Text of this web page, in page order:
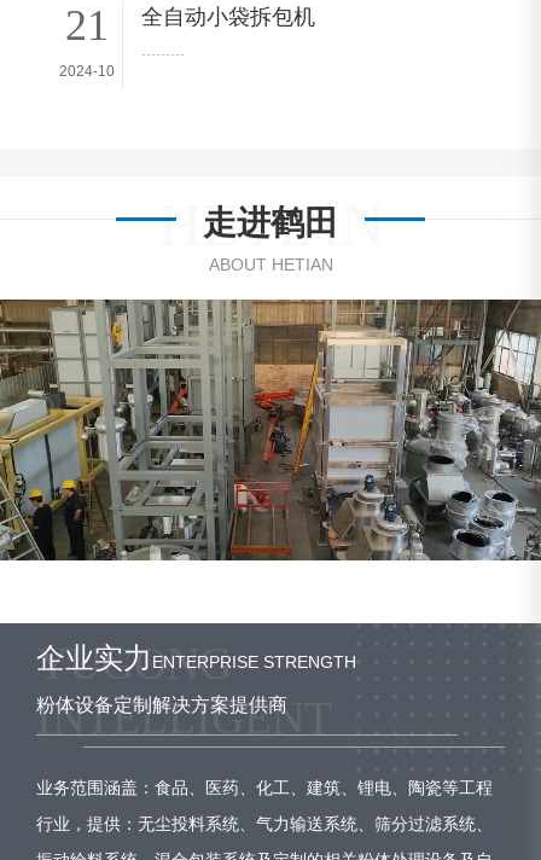
21
2024-10
全自动小袋拆包机
HETIAN
走进鹤田
ABOUT HETIAN
企业实力 ENTERPRISE STRENGTH
粉体设备定制解决方案提供商
业务范围涵盖：食品、医药、化工、建筑、锂电、陶瓷等工程
行业，提供：无尘投料系统、气力输送系统、筛分过滤系统、